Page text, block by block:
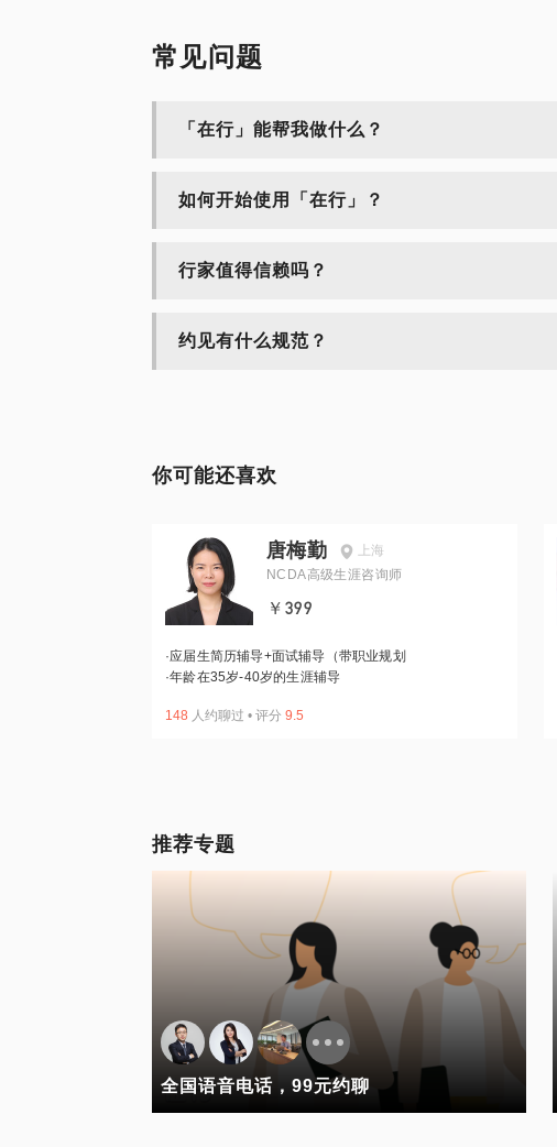
常见问题
「在行」能帮我做什么？
如何开始使用「在行」？
行家值得信赖吗？
约见有什么规范？
你可能还喜欢
唐梅勤
上海
NCDA高级生涯咨询师
￥399
·应届生简历辅导+面试辅导（带职业规划
·年龄在35岁-40岁的生涯辅导
148 人约聊过 • 评分 9.5
推荐专题
全国语音电话，99元约聊